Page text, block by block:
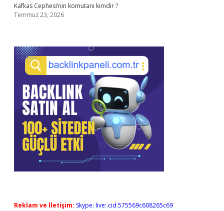
Kafkas Cephesi’nin komutanı kimdir ?
Temmuz 23, 2026
Reklam ve İletişim: Skype: live:.cid.575569c608265c69